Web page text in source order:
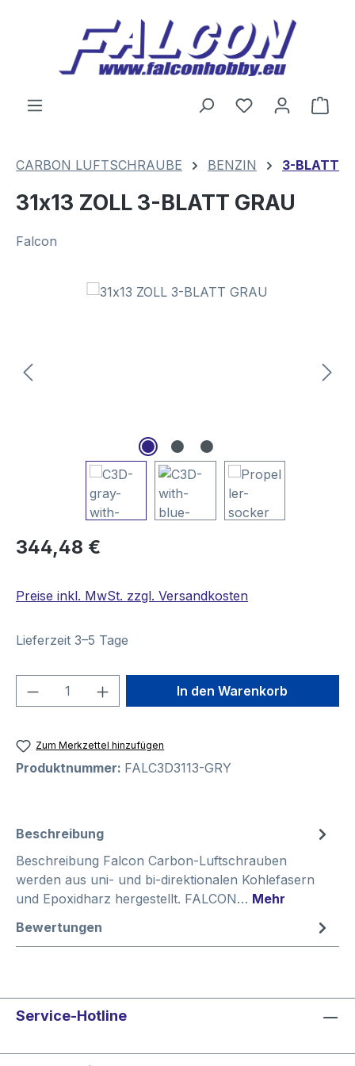
Zum Hauptinhalt springen
Du hast 0
CARBON LUFTSCHRAUBE BENZIN 3-BLATT
31x13 ZOLL 3-BLATT GRAU
Falcon
Bildergalerie überspringen
Regulärer Preis:
344,48 €
Preise inkl. MwSt. zzgl. Versandkosten
Lieferzeit 3–5 Tage
Produkt Anzahl: Gib denIn den Warenkorb
Zum Merkzettel hinzufügen
Produktnummer: FALC3D3113-GRY
Beschreibung
Beschreibung Falcon Carbon-Luftschrauben
werden aus uni- und bi-direktionalen Kohlefasern
und Epoxidharz hergestellt. FALCON… Mehr
Bewertungen
Service-Hotline